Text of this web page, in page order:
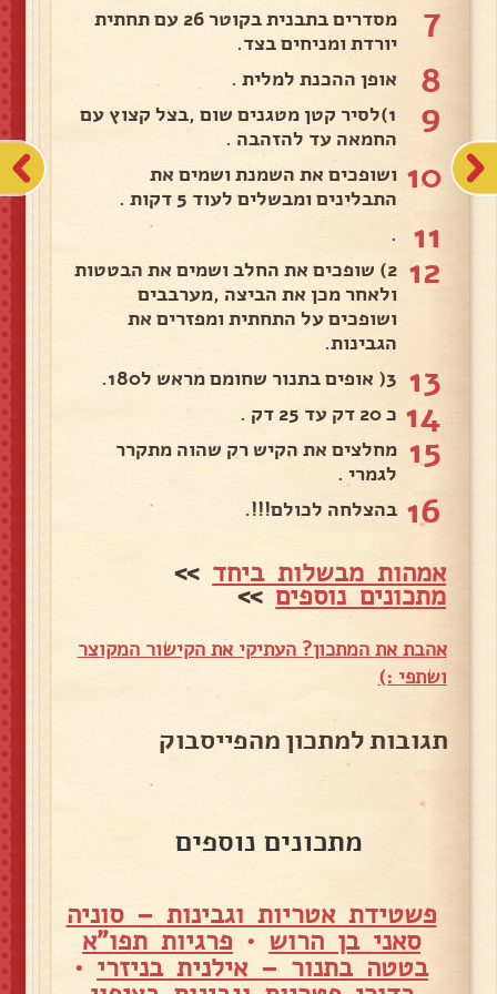
7
מסדרים בתבנית בקוטר 26 עם תחתית
יורדת ומניחים בצד.
8 אופן ההכנת למלית .
9
1)לסיר קטן מטגנים שום ,בצל קצוץ עם
החמאה עד להזהבה .
10 ושופכים את השמנת ושמים את
התבלינים ומבשלים לעוד 5 דקות .
11
.
12
2) שופכים את החלב ושמים את הבטטות
ולאחר מכן את הביצה ,מערבבים
ושופכים על התחתית ומפזרים את
הגבינות.
13 3( אופים בתנור שחומם מראש ל180.
14 כ 20 דק עד 25 דק .
15 מחלצים את הקיש רק שהוה מתקרר
לגמרי .
16 בהצלחה לכולם!!!.
אמהות מבשלות ביחד >>
מתכונים נוספים>>
אהבת את המתכון? העתיקי את הקישור המקוצר
ושתפי :)
תגובות למתכון מהפייסבוק
מתכונים נוספים
פשטידת אטריות וגבינות – סוניה
סאני בן הרוש • פרגיות תפו"א
בטטה בתנור – אילנית בניזרי •